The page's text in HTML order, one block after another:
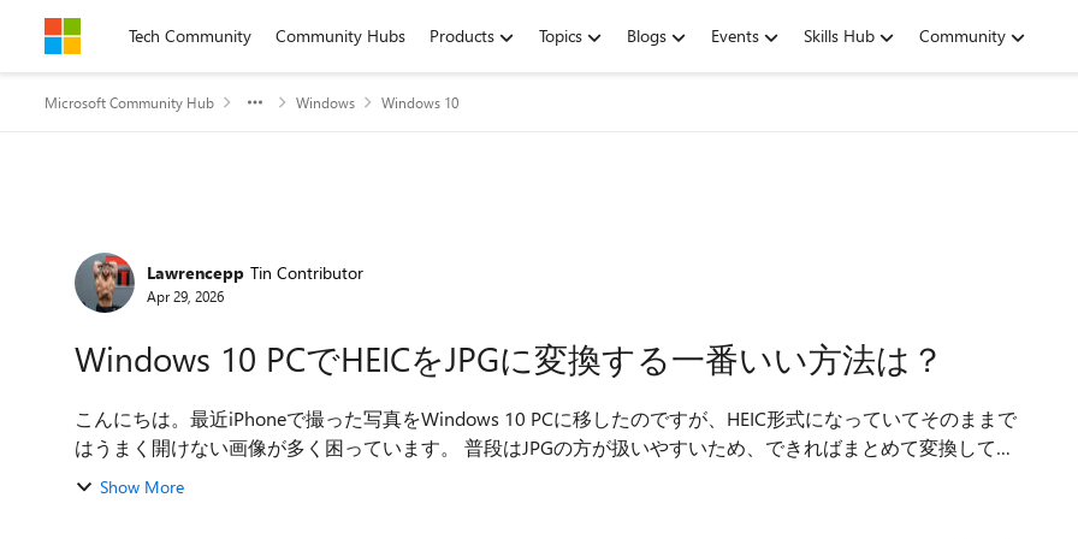
Skip to contentTech Community Community Hubs Products Topics Blogs Events Skills Hub Community
Microsoft Community Hub Windows Windows 10
Forum Discussion
Lawrencepp Tin Contributor
Apr 29, 2026
Windows 10 PCでHEICをJPGに変換する一番いい方法は？
こんにちは。最近iPhoneで撮った写真をWindows 10 PCに移したのですが、HEIC形式になっていてそのままで
はうまく開けない画像が多く困っています。 普段はJPGの方が扱いやすいため、できればまとめて変換して保
存したいと考えています。 ネットでいくつか方法を調べましたが、オンライン変換サイトは安全性が少し心
Show More